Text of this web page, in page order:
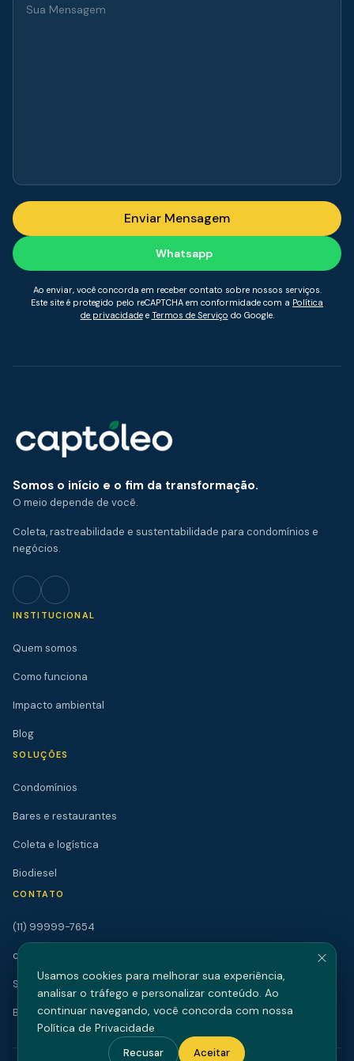
Whatsapp
Ao enviar, você concorda em receber contato sobre nossos serviços.
Este site é protegido pelo reCAPTCHA em conformidade com a Política
de privacidadee Termos de Serviço do Google.
Somos o início e o fim da transformação.
O meio depende de você.
Coleta, rastreabilidade e sustentabilidade para condomínios e
negócios.
INSTITUCIONAL
Quem somos
Como funciona
Impacto ambiental
Blog
SOLUÇÕES
Condomínios
Bares e restaurantes
Coleta e logística
Biodiesel
CONTATO
(11) 99999-7654
contato@captoleo.eco.br
São Paulo, Brasil
Baixe o App
Usamos cookies para melhorar sua experiência,
analisar o tráfego e personalizar conteúdo. Ao
continuar navegando, você concorda com nossa
Política de Privacidade
Recusar Aceitar